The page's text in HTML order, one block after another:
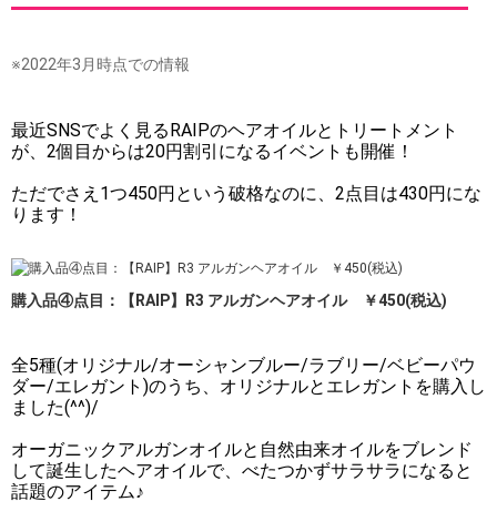
※2022年3月時点での情報
最近SNSでよく見るRAIPのヘアオイルとトリートメント
が、2個目からは20円割引になるイベントも開催！
ただでさえ1つ450円という破格なのに、2点目は430円にな
ります！
購入品④点目：【RAIP】R3 アルガンヘアオイル ￥450(税込)
全5種(オリジナル/オーシャンブルー/ラブリー/ベビーパウ
ダー/エレガント)のうち、オリジナルとエレガントを購入し
ました(^^)/
オーガニックアルガンオイルと自然由来オイルをブレンド
して誕生したヘアオイルで、べたつかずサラサラになると
話題のアイテム♪